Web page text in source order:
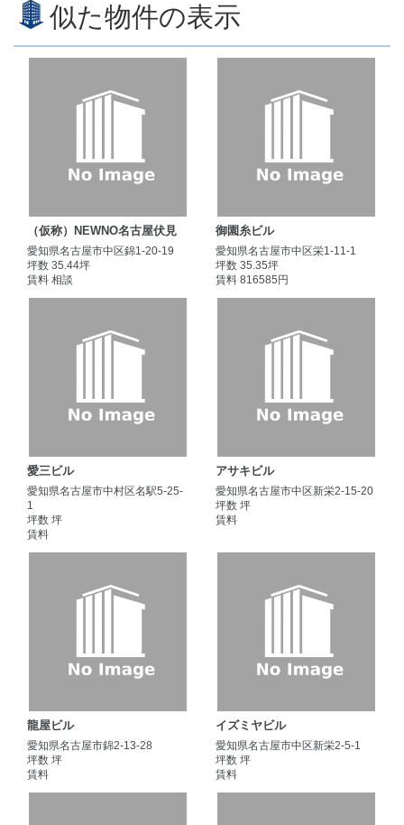
似た物件の表示
（仮称）NEWNO名古屋伏見
愛知県名古屋市中区錦1-20-19
坪数 35.44坪
賃料 相談
御園糸ビル
愛知県名古屋市中区栄1-11-1
坪数 35.35坪
賃料 816585円
愛三ビル
愛知県名古屋市中村区名駅5-25-
1
坪数 坪
賃料
アサキビル
愛知県名古屋市中区新栄2-15-20
坪数 坪
賃料
龍屋ビル
愛知県名古屋市錦2-13-28
坪数 坪
賃料
イズミヤビル
愛知県名古屋市中区新栄2-5-1
坪数 坪
賃料